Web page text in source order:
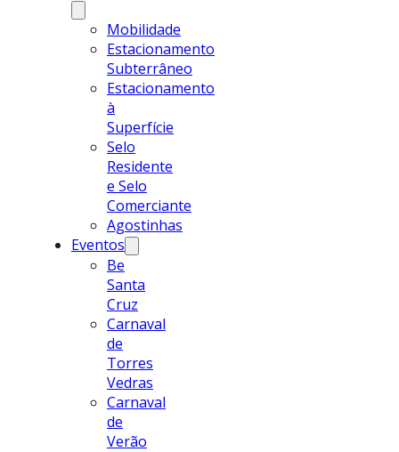
Mobilidade
Estacionamento
Subterrâneo
Estacionamento
à
Superfície
Selo
Residente
e Selo
Comerciante
Agostinhas
Eventos
Be
Santa
Cruz
Carnaval
de
Torres
Vedras
Carnaval
de
Verão